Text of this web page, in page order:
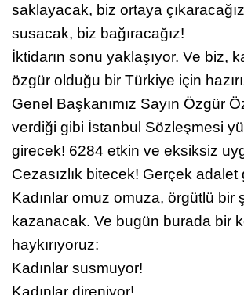
saklayacak, biz ortaya
susacak, biz bağıracağız!
İktidarın sonu yaklaşıyor. Ve biz,
özgür olduğu bir Türkiye için
Genel Başkanımız Sayın Özgür
verdiği gibi İstanbul Sözleşmesi
girecek! 6284 etkin ve eksiksiz
Cezasızlık bitecek! Gerçek adalet
Kadınlar omuz omuza, örgütlü bir
kazanacak. Ve bugün burada bir
haykırıyoruz:
Kadınlar susmuyor!
Kadınlar direniyor!